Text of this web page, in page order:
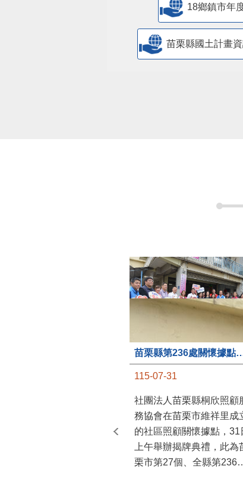
18鄉鎮市年
苗栗縣國土計畫
苗栗縣第236處關懷據點在
115-07-31
社團法人苗栗縣桐欣照顧
務協會在苗栗市維祥里成
的社區照顧關懷據點，31
上午舉辦揭牌典禮，此為
栗市第27個、全縣第236